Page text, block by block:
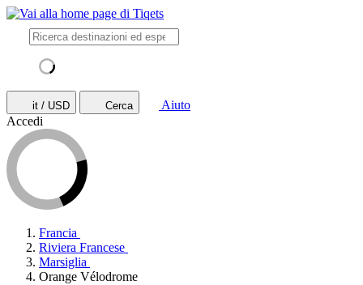
it / USD Cerca
Aiuto
Accedi
Francia
Riviera Francese
Marsiglia
Orange Vélodrome